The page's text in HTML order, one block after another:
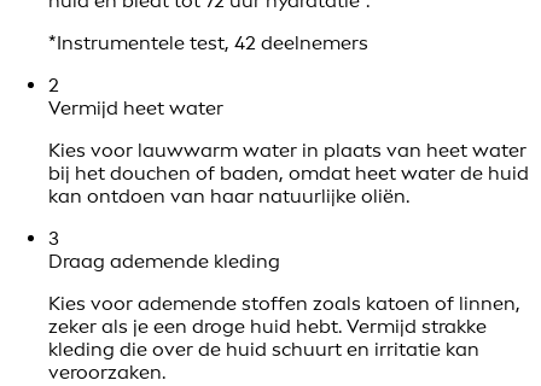
*Instrumentele test, 42 deelnemers
2
Vermijd heet water
Kies voor lauwwarm water in plaats van heet water
bij het douchen of baden, omdat heet water de huid
kan ontdoen van haar natuurlijke oliën.
3
Draag ademende kleding
Kies voor ademende stoffen zoals katoen of linnen,
zeker als je een droge huid hebt. Vermijd strakke
kleding die over de huid schuurt en irritatie kan
veroorzaken.